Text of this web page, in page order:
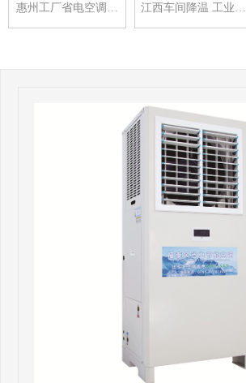
惠州工厂省电空调… 江西车间降温 工业…